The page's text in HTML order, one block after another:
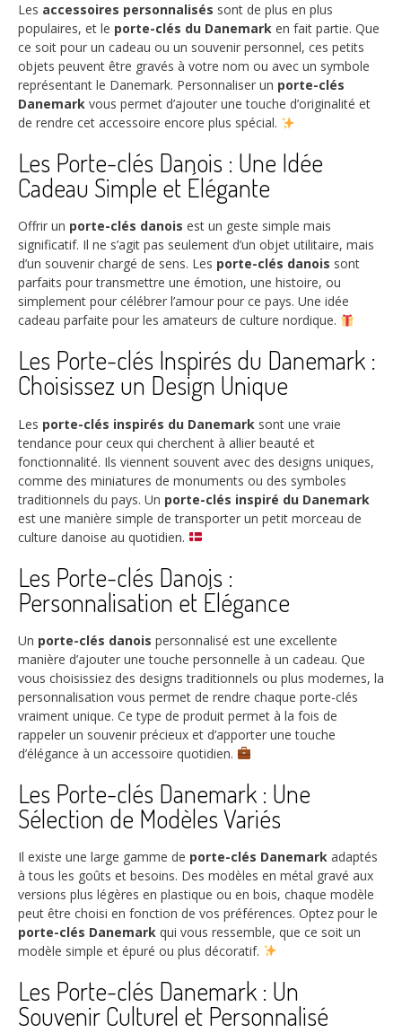
Les accessoires personnalisés sont de plus en plus
populaires, et le porte-clés du Danemark en fait partie. Que
ce soit pour un cadeau ou un souvenir personnel, ces petits
objets peuvent être gravés à votre nom ou avec un symbole
représentant le Danemark. Personnaliser un porte-clés
Danemark vous permet d’ajouter une touche d’originalité et
de rendre cet accessoire encore plus spécial.
Les Porte-clés Danois : Une Idée
Cadeau Simple et Élégante
Offrir un porte-clés danois est un geste simple mais
significatif. Il ne s’agit pas seulement d’un objet utilitaire, mais
d’un souvenir chargé de sens. Les porte-clés danois sont
parfaits pour transmettre une émotion, une histoire, ou
simplement pour célébrer l’amour pour ce pays. Une idée
cadeau parfaite pour les amateurs de culture nordique.
Les Porte-clés Inspirés du Danemark :
Choisissez un Design Unique
Les porte-clés inspirés du Danemark sont une vraie
tendance pour ceux qui cherchent à allier beauté et
fonctionnalité. Ils viennent souvent avec des designs uniques,
comme des miniatures de monuments ou des symboles
traditionnels du pays. Un porte-clés inspiré du Danemark
est une manière simple de transporter un petit morceau de
culture danoise au quotidien.
Les Porte-clés Danois :
Personnalisation et Élégance
Un porte-clés danois personnalisé est une excellente
manière d’ajouter une touche personnelle à un cadeau. Que
vous choisissiez des designs traditionnels ou plus modernes, la
personnalisation vous permet de rendre chaque porte-clés
vraiment unique. Ce type de produit permet à la fois de
rappeler un souvenir précieux et d’apporter une touche
d’élégance à un accessoire quotidien.
Les Porte-clés Danemark : Une
Sélection de Modèles Variés
Il existe une large gamme de porte-clés Danemark adaptés
à tous les goûts et besoins. Des modèles en métal gravé aux
versions plus légères en plastique ou en bois, chaque modèle
peut être choisi en fonction de vos préférences. Optez pour le
porte-clés Danemark qui vous ressemble, que ce soit un
modèle simple et épuré ou plus décoratif.
Les Porte-clés Danemark : Un
Souvenir Culturel et Personnalisé